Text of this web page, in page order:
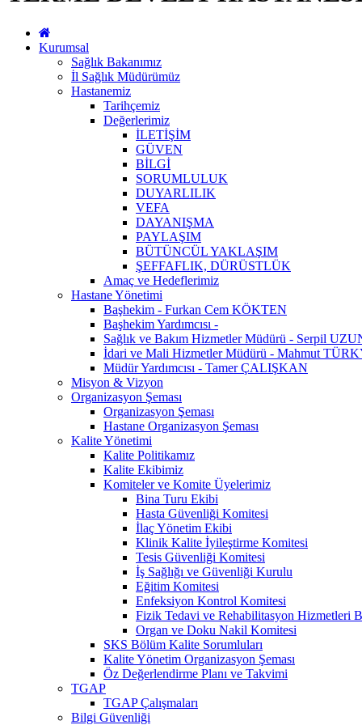
Kurumsal
Sağlık Bakanımız
İl Sağlık Müdürümüz
Hastanemiz
Tarihçemiz
Değerlerimiz
İLETİŞİM
GÜVEN
BİLGİ
SORUMLULUK
DUYARLILIK
VEFA
DAYANIŞMA
PAYLAŞIM
BÜTÜNCÜL YAKLAŞIM
ŞEFFAFLIK, DÜRÜSTLÜK
Amaç ve Hedeflerimiz
Hastane Yönetimi
Başhekim - Furkan Cem KÖKTEN
Başhekim Yardımcısı -
Sağlık ve Bakım Hizmetler Müdürü - Serpil
İdari ve Mali Hizmetler Müdürü - Mahmut
Müdür Yardımcısı - Tamer ÇALIŞKAN
Misyon & Vizyon
Organizasyon Şeması
Organizasyon Şeması
Hastane Organizasyon Şeması
Kalite Yönetimi
Kalite Politikamız
Kalite Ekibimiz
Komiteler ve Komite Üyelerimiz
Bina Turu Ekibi
Hasta Güvenliği Komitesi
İlaç Yönetim Ekibi
Klinik Kalite İyileştirme Komitesi
Tesis Güvenliği Komitesi
İş Sağlığı ve Güvenliği Kurulu
Eğitim Komitesi
Enfeksiyon Kontrol Komitesi
Fizik Tedavi ve Rehabilitasyon Hizmetleri
Organ ve Doku Nakil Komitesi
SKS Bölüm Kalite Sorumluları
Kalite Yönetim Organizasyon Şeması
Öz Değerlendirme Planı ve Takvimi
TGAP
TGAP Çalışmaları
Bilgi Güvenliği